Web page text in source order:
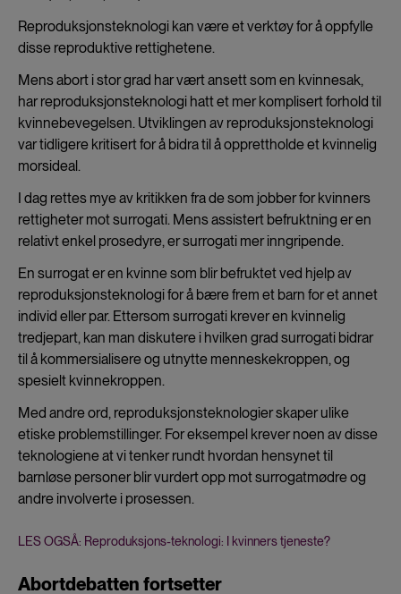
Reproduksjonsteknologi kan være et verktøy for å oppfylle
disse reproduktive rettighetene.
Mens abort i stor grad har vært ansett som en kvinnesak,
har reproduksjonsteknologi hatt et mer komplisert forhold til
kvinnebevegelsen. Utviklingen av reproduksjonsteknologi
var tidligere kritisert for å bidra til å opprettholde et kvinnelig
morsideal.
I dag rettes mye av kritikken fra de som jobber for kvinners
rettigheter mot surrogati. Mens assistert befruktning er en
relativt enkel prosedyre, er surrogati mer inngripende.
En surrogat er en kvinne som blir befruktet ved hjelp av
reproduksjonsteknologi for å bære frem et barn for et annet
individ eller par. Ettersom surrogati krever en kvinnelig
tredjepart, kan man diskutere i hvilken grad surrogati bidrar
til å kommersialisere og utnytte menneskekroppen, og
spesielt kvinnekroppen.
Med andre ord, reproduksjonsteknologier skaper ulike
etiske problemstillinger. For eksempel krever noen av disse
teknologiene at vi tenker rundt hvordan hensynet til
barnløse personer blir vurdert opp mot surrogatmødre og
andre involverte i prosessen.
LES OGSÅ: Reproduksjons-teknologi: I kvinners tjeneste?
Abortdebatten fortsetter